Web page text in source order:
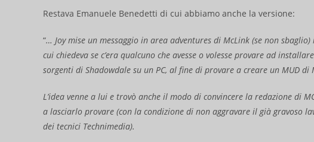
Restava Emanuele Benedetti di cui abbiamo anche la versione:
“… Joy mise un messaggio in area adventures di McLink (se non sbaglio)
cui chiedeva se c’era qualcuno che avesse o volesse provare ad
sorgenti di Shadowdale su un PC, al fine di provare a creare un MUD di
L’idea venne a lui e trovò anche il modo di convincere la redazione di
a lasciarlo provare (con la condizione di non aggravare il già gravoso
dei tecnici Technimedia).